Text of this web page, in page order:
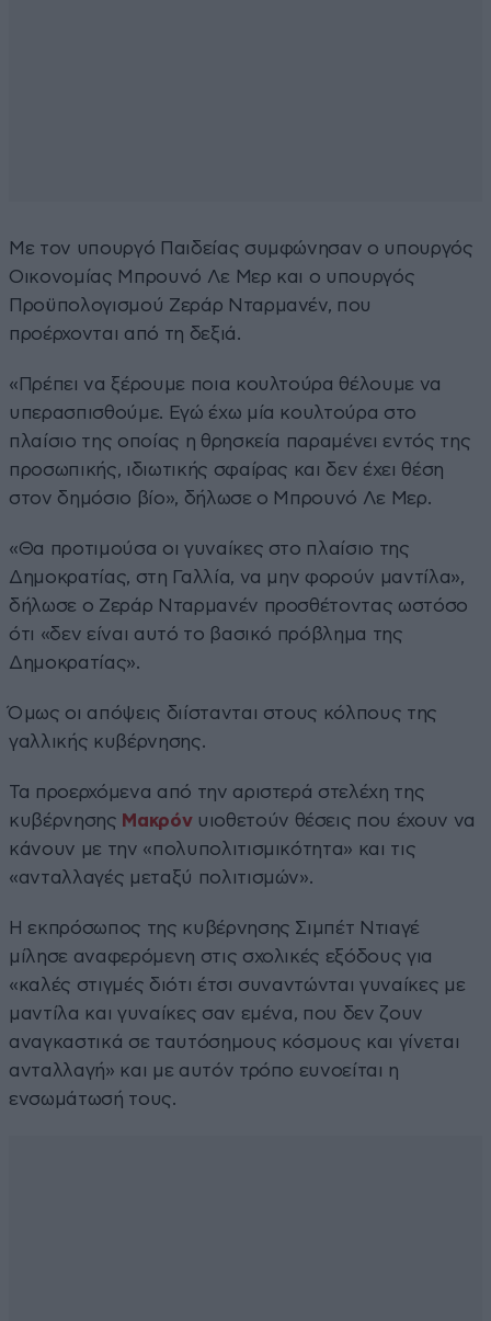
Με τον υπουργό Παιδείας συμφώνησαν ο υπουργός
Οικονομίας Μπρουνό Λε Μερ και ο υπουργός
Προϋπολογισμού Ζεράρ Νταρμανέν, που
προέρχονται από τη δεξιά.
«Πρέπει να ξέρουμε ποια κουλτούρα θέλουμε να
υπερασπισθούμε. Εγώ έχω μία κουλτούρα στο
πλαίσιο της οποίας η θρησκεία παραμένει εντός της
προσωπικής, ιδιωτικής σφαίρας και δεν έχει θέση
στον δημόσιο βίο», δήλωσε ο Μπρουνό Λε Μερ.
«Θα προτιμούσα οι γυναίκες στο πλαίσιο της
Δημοκρατίας, στη Γαλλία, να μην φορούν μαντίλα»,
δήλωσε ο Ζεράρ Νταρμανέν προσθέτοντας ωστόσο
ότι «δεν είναι αυτό το βασικό πρόβλημα της
Δημοκρατίας».
Όμως οι απόψεις διίστανται στους κόλπους της
γαλλικής κυβέρνησης.
Τα προερχόμενα από την αριστερά στελέχη της
κυβέρνησης Μακρόν υιοθετούν θέσεις που έχουν να
κάνουν με την «πολυπολιτισμικότητα» και τις
«ανταλλαγές μεταξύ πολιτισμών».
Η εκπρόσωπος της κυβέρνησης Σιμπέτ Ντιαγέ
μίλησε αναφερόμενη στις σχολικές εξόδους για
«καλές στιγμές διότι έτσι συναντώνται γυναίκες με
μαντίλα και γυναίκες σαν εμένα, που δεν ζουν
αναγκαστικά σε ταυτόσημους κόσμους και γίνεται
ανταλλαγή» και με αυτόν τρόπο ευνοείται η
ενσωμάτωσή τους.